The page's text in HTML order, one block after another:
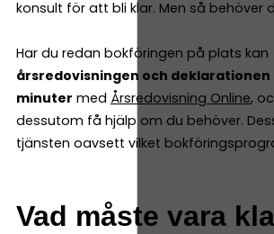
konsult för att bli klar. Men så behöver
Har du redan bokföringen på plats kan
årsredovisningen och deklarationen
minuter med Årsredovisning Online,
dessutom få hjälp om du behöver.
tjänsten oavsett vilket
Vad måste vara